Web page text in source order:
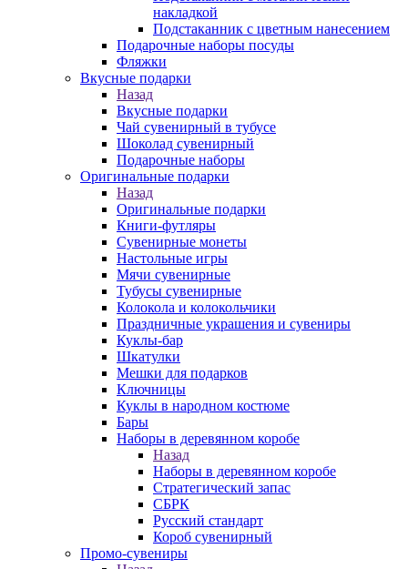
накладкой
Подстаканник с цветным нанесением
Подарочные наборы посуды
Фляжки
Вкусные подарки
Назад
Вкусные подарки
Чай сувенирный в тубусе
Шоколад сувенирный
Подарочные наборы
Оригинальные подарки
Назад
Оригинальные подарки
Книги-футляры
Сувенирные монеты
Настольные игры
Мячи сувенирные
Тубусы сувенирные
Колокола и колокольчики
Праздничные украшения и сувениры
Куклы-бар
Шкатулки
Мешки для подарков
Ключницы
Куклы в народном костюме
Бары
Наборы в деревянном коробе
Назад
Наборы в деревянном коробе
Стратегический запас
СБРК
Русский стандарт
Короб сувенирный
Промо-сувениры